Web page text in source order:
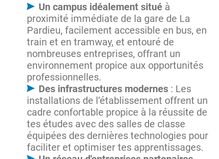
Un campus idéalement situé à
proximité immédiate de la gare de La
Pardieu, facilement accessible en bus, en
train et en tramway, et entouré de
nombreuses entreprises, offrant un
environnement propice aux opportunités
professionnelles.
Des infrastructures modernes : Les
installations de l’établissement offrent un
cadre confortable propice à la réussite de
tes études avec des salles de classe
équipées des dernières technologies pour
faciliter et optimiser tes apprentissages.